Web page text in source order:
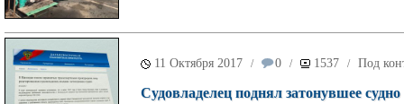
11 Октября 2017 / 0 / 1537 / Под
Судовладелец поднял затонувшее